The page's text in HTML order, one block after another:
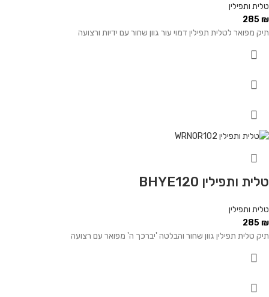
טלית ותפילין
285₪
תיק מפואר לטלית תפילין דמוי עור גוון שחור עם ידיות ורצועה
טלית ותפילין BHYE120
טלית ותפילין
285₪
תיק טלית תפילין גוון שחור והבלטה 'יברכך ה' מפואר עם רצועה